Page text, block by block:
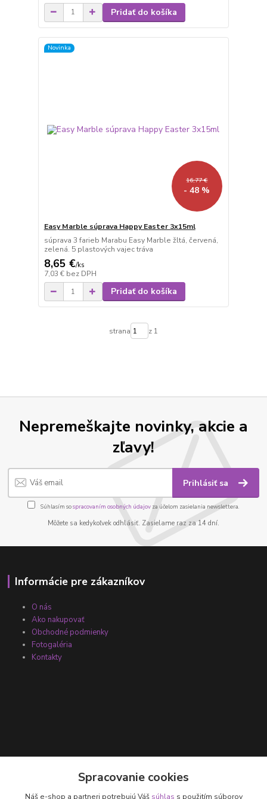
Pridať do košíka
Novinka
16,77 €
- 48 %
Easy Marble súprava Happy Easter 3x15ml
súprava 3 farieb Marabu Easy Marble žltá, červená,
zelená. 5 plastových vajec tráva
8,65 €/ks
7,03 € bez DPH
Pridať do košíka
strana z 1
Nepremeškajte novinky, akcie a
zľavy!
Prihlásiť sa
Súhlasím sospracovaním osobných údajov za účelom zasielania newslettera.
Môžete sa kedykoľvek odhlásiť. Zasielame raz za 14 dní.
Informácie pre zákazníkov
O nás
Ako nakupovať
Obchodné podmienky
Fotogaléria
Kontakty
Spracovanie cookies
Náš e-shop a partneri potrebujú Váš súhlas s použitím súborov